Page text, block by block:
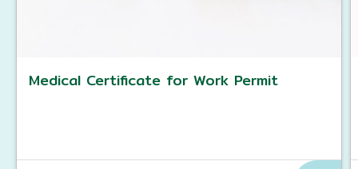
Medical Certificate for Work Permit